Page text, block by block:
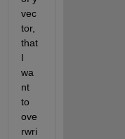
vec
tor,
that
I
wa
nt
to
ove
rwri